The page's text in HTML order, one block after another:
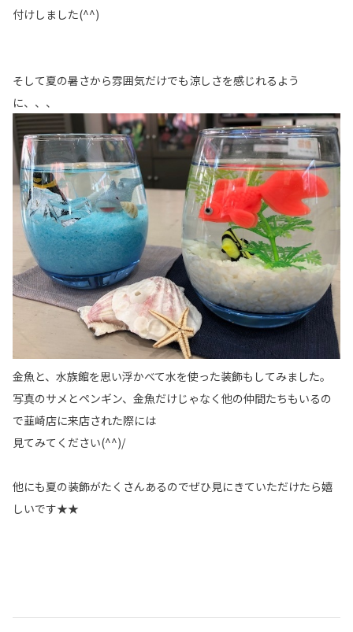
付けしました(^^)
そして夏の暑さから雰囲気だけでも涼しさを感じれるよう
に、、、
金魚と、水族館を思い浮かべて水を使った装飾もしてみました。
写真のサメとペンギン、金魚だけじゃなく他の仲間たちもいるの
で韮崎店に来店された際には
見てみてください(^^)/
他にも夏の装飾がたくさんあるのでぜひ見にきていただけたら嬉
しいです★★